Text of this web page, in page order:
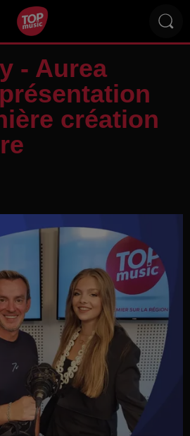
- Aurea
création